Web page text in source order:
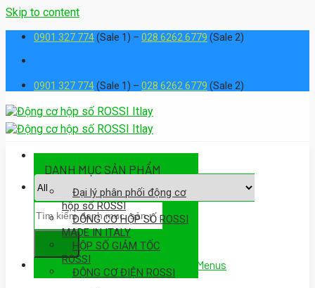
Skip to content
0901 327 774(Sale 1) – 028 6262 6779 (Sale 2)
0901 327 774(Sale 1) – 028 6262 6779 (Sale 2)
Assign a menu in Theme Options > Menus
DANH MỤC SẢN PHẨM
Đại lý phân phối động cơ
hộp số ROSSI
ĐỘNG CƠ HỘP SỐ ROSSI
MADE IN ITALY
HỘP SỐ GIẢM TỐC
ROSSI
ĐỘNG CƠ ĐIỆN ROSSI